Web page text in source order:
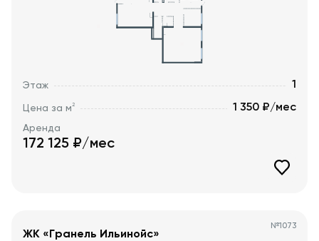
Этаж 1
Цена за м2 1 350 ₽/мес
Аренда
172 125 ₽/мес
№1073
ЖК «Гранель Ильинойс»